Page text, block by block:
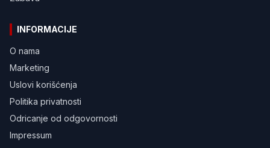
INFORMACIJE
O nama
Marketing
Uslovi korišćenja
Politika privatnosti
Odricanje od odgovornosti
Impressum